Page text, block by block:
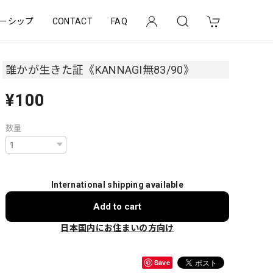
シップ CONTACT FAQ
誰かが生きた証《KANNAGI無83/90》
¥100
数量
International shipping available
Add to cart
日本国内にお住まいの方向け
Save